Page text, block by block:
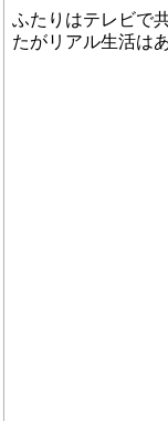
ふたりはテレビで
たがリアル生活は